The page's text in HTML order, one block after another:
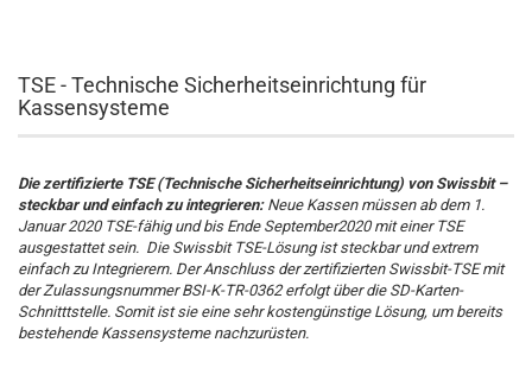
TSE - Technische Sicherheitseinrichtung für
Kassensysteme
Die zertifizierte TSE (Technische Sicherheitseinrichtung) von Swissbit –
steckbar und einfach zu integrieren: Neue Kassen müssen ab dem 1.
Januar 2020 TSE-fähig und bis Ende September2020 mit einer TSE
ausgestattet sein. Die Swissbit TSE-Lösung ist steckbar und extrem
einfach zu Integrierern. Der Anschluss der zertifizierten Swissbit-TSE mit
der Zulassungsnummer BSI-K-TR-0362 erfolgt über die SD-Karten-
Schnitttstelle. Somit ist sie eine sehr kostengünstige Lösung, um bereits
bestehende Kassensysteme nachzurüsten.